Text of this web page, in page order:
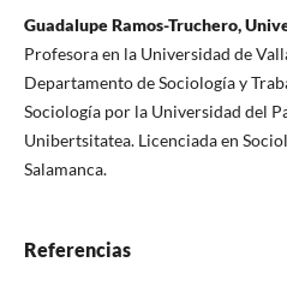
Guadalupe Ramos-Truchero,
Profesora en la Universidad de
Departamento de Sociología y
Sociología por la Universidad del
Unibertsitatea. Licenciada en
Salamanca.
Referencias